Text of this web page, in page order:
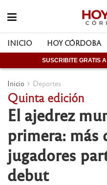
INICIO HOY CÓRDOBA
SUSCRIBITE GRATIS
Inicio Deportes
Quinta edición
El ajedrez
primera: más
jugadores
debut